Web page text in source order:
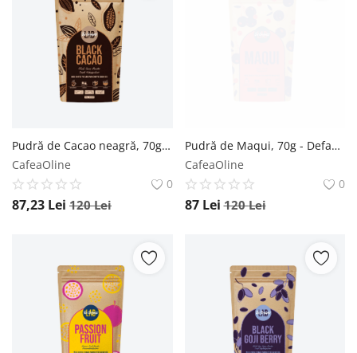
Pudră de Cacao neagră, 70g - Default Title The Organic Lab
CafeaOline
0
87,23 Lei 120Lei
Pudră de Maqui, 70g - Default Title The Organic Lab
CafeaOline
0
87 Lei 120Lei